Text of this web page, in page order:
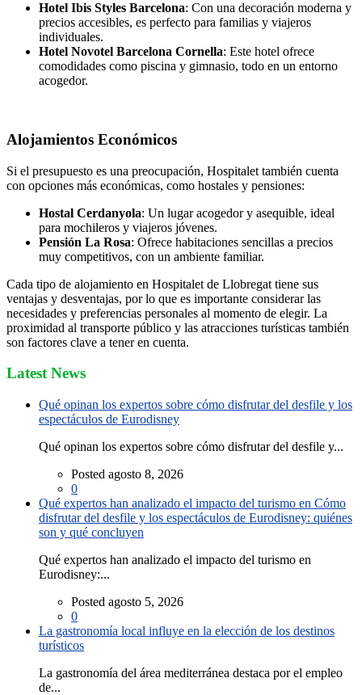
Hotel Ibis Styles Barcelona: Con una decoración moderna y
precios accesibles, es perfecto para familias y viajeros
individuales.
Hotel Novotel Barcelona Cornella: Este hotel ofrece
comodidades como piscina y gimnasio, todo en un entorno
acogedor.
Alojamientos Económicos
Si el presupuesto es una preocupación, Hospitalet también cuenta
con opciones más económicas, como hostales y pensiones:
Hostal Cerdanyola: Un lugar acogedor y asequible, ideal
para mochileros y viajeros jóvenes.
Pensión La Rosa: Ofrece habitaciones sencillas a precios
muy competitivos, con un ambiente familiar.
Cada tipo de alojamiento en Hospitalet de Llobregat tiene sus
ventajas y desventajas, por lo que es importante considerar las
necesidades y preferencias personales al momento de elegir. La
proximidad al transporte público y las atracciones turísticas también
son factores clave a tener en cuenta.
Latest News
Qué opinan los expertos sobre cómo disfrutar del desfile y los
espectáculos de Eurodisney
Qué opinan los expertos sobre cómo disfrutar del desfile y...
Posted agosto 8, 2026
0
Qué expertos han analizado el impacto del turismo en Cómo
disfrutar del desfile y los espectáculos de Eurodisney: quiénes
son y qué concluyen
Qué expertos han analizado el impacto del turismo en
Eurodisney:...
Posted agosto 5, 2026
0
La gastronomía local influye en la elección de los destinos
turísticos
La gastronomía del área mediterránea destaca por el empleo
de...